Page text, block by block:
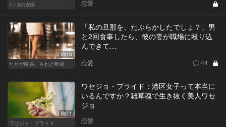
1／3の女医
恋愛
Vol.6
たかが離婚、されど離婚
「私の旦那を、たぶらかしたでしょ？」男
と2回食事したら、彼の妻が職場に殴り込
んできて…
恋愛 44
Vol.1
ワセジョ・プライド
ワセジョ・プライド：港区女子って本当に
いるんですか？雑草魂で生き抜く美人ワセ
ジョ
恋愛